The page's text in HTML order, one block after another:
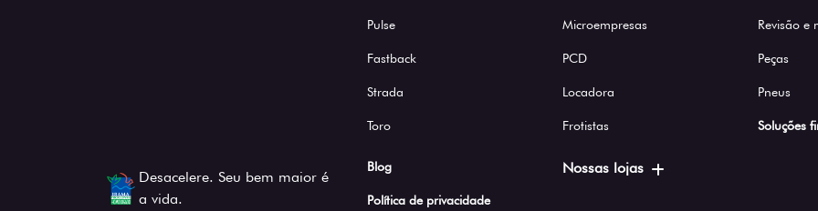
Desacelere. Seu bem maior é
a vida.
Pulse
Fastback
Strada
Toro
Microempresas
PCD
Locadora
Frotistas
Revisão e
Peças
Pneus
Soluções
Blog
Política de privacidade
Nossas lojas